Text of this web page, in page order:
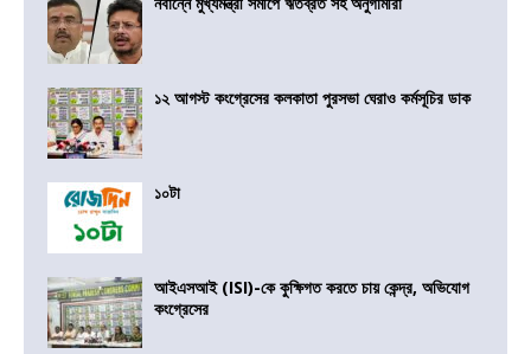
১২ আগস্ট কংগ্রেসের কলকাতা পুরসভা ঘেরাও কর্মসূচির ডাক
১০টা
আইএসআই (ISI)-কে কুক্ষিগত করতে চায় কেন্দ্র, অভিযোগ
কংগ্রেসের